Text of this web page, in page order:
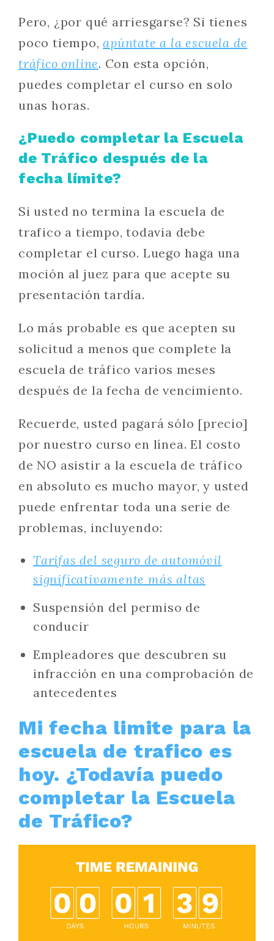
Pero, ¿por qué arriesgarse? Si tienes
poco tiempo,apúntate a la escuela de
tráfico online. Con esta opción,
puedes completar el curso en solo
unas horas.
¿Puedo completar la Escuela
de Tráfico después de la
fecha límite?
Si usted no termina la escuela de
trafico a tiempo, todavia debe
completar el curso. Luego haga una
moción al juez para que acepte su
presentación tardía.
Lo más probable es que acepten su
solicitud a menos que complete la
escuela de tráfico varios meses
después de la fecha de vencimiento.
Recuerde, usted pagará sólo [precio]
por nuestro curso en línea. El costo
de NO asistir a la escuela de tráfico
en absoluto es mucho mayor, y usted
puede enfrentar toda una serie de
problemas, incluyendo:
Tarifas del seguro de automóvil
significativamente más altas
Suspensión del permiso de
conducir
Empleadores que descubren su
infracción en una comprobación de
antecedentes
Mi fecha limite para la
escuela de trafico es
hoy. ¿Todavía puedo
completar la Escuela
de Tráfico?